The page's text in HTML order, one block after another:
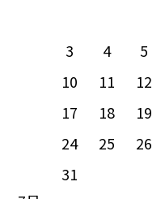
3
4 5
10
11 12
17
18 19
24
25 26
31